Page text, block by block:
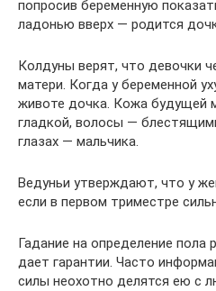
попросив беременную
ладонью вверх — родится
Колдуны верят, что девочки
матери. Когда у беременной
животе дочка. Кожа будущей
гладкой, волосы —
глазах — мальчика.
Ведуньи утверждают, что у
если в первом триместре
Гадание на определение пола
дает гарантии. Часто
силы неохотно делятся ею с